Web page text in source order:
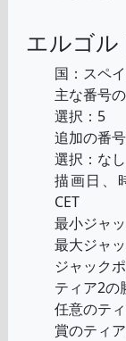
エルゴル
国：スペ
主な番号
選択：5
追加の番
選択：なし
描画日、
CET
最小ジャ
最大ジャ
ジャック
ティア2の
任意のテ
賞のティ